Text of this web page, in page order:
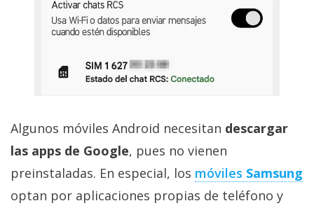
Algunos móviles Android necesitan descargar
las apps de Google, pues no vienen
preinstaladas. En especial, los móviles Samsung
optan por aplicaciones propias de teléfono y